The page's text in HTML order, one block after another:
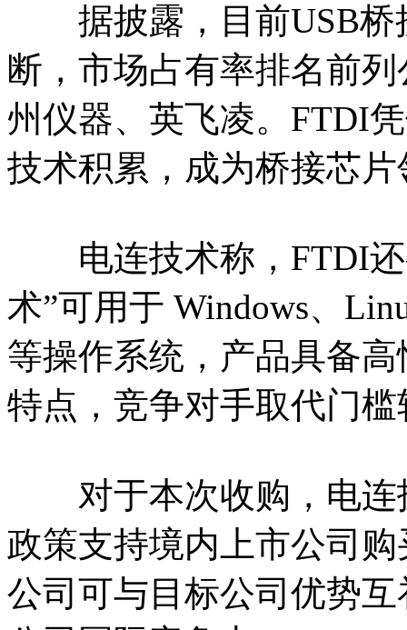
据披露，目前USB桥
断，市场占有率排名前
州仪器、英飞凌。FTDI
技术积累，成为桥接芯
电连技术称，FTDI还
术”可用于 Windows、
等操作系统，产品具备
特点，竞争对手取代门槛
对于本次收购，电连
政策支持境内上市公司
公司可与目标公司优势